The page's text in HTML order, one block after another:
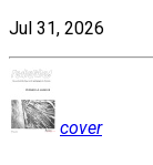
Jul 31, 2026
cover